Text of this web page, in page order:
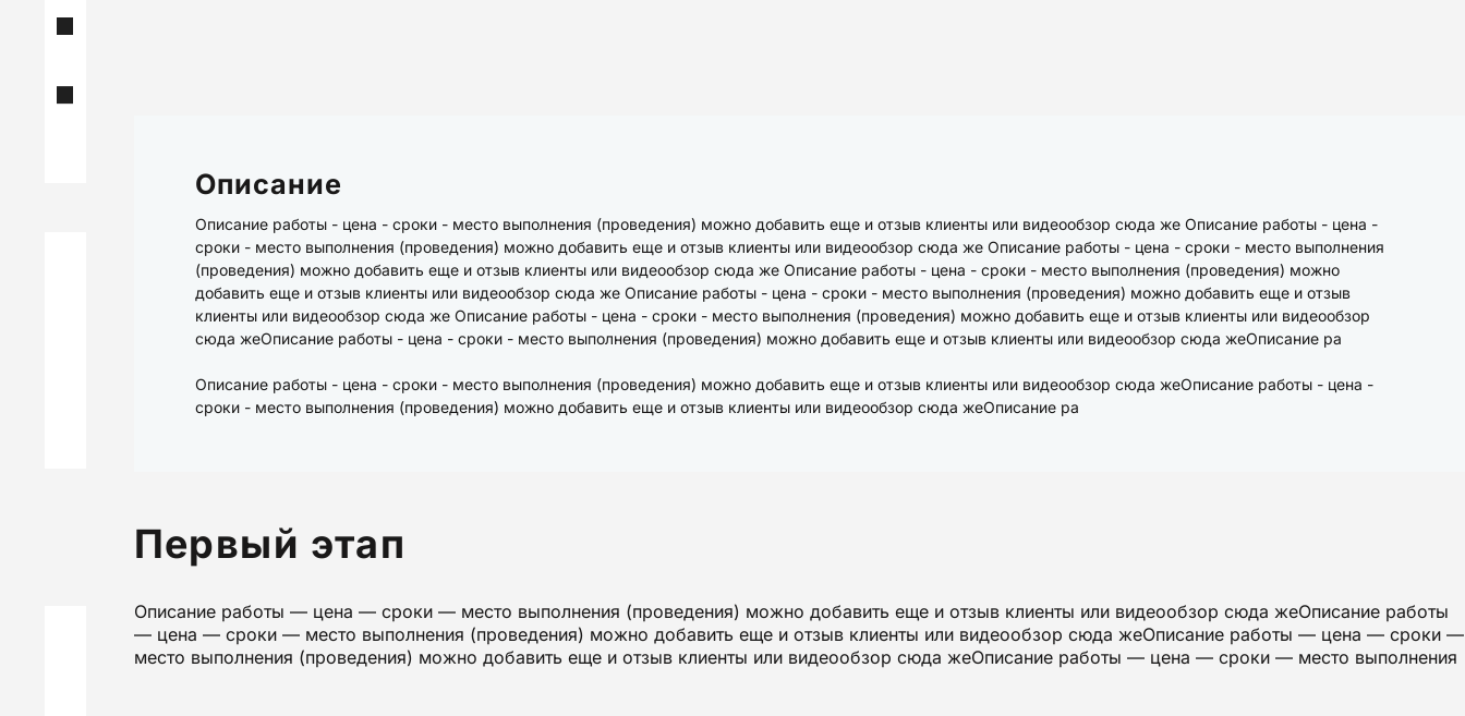
Описание
Описание работы - цена - сроки - место выполнения (проведения) можно добавить еще и отзыв клиенты или видеообзор сюда же Описание работы - цена -
сроки - место выполнения (проведения) можно добавить еще и отзыв клиенты или видеообзор сюда же Описание работы - цена - сроки - место выполнения
(проведения) можно добавить еще и отзыв клиенты или видеообзор сюда же Описание работы - цена - сроки - место выполнения (проведения) можно
добавить еще и отзыв клиенты или видеообзор сюда же Описание работы - цена - сроки - место выполнения (проведения) можно добавить еще и отзыв
клиенты или видеообзор сюда же Описание работы - цена - сроки - место выполнения (проведения) можно добавить еще и отзыв клиенты или видеообзор
сюда жеОписание работы - цена - сроки - место выполнения (проведения) можно добавить еще и отзыв клиенты или видеообзор сюда жеОписание ра
Описание работы - цена - сроки - место выполнения (проведения) можно добавить еще и отзыв клиенты или видеообзор сюда жеОписание работы - цена -
сроки - место выполнения (проведения) можно добавить еще и отзыв клиенты или видеообзор сюда жеОписание ра
Первый этап
Описание работы — цена — сроки — место выполнения (проведения) можно добавить еще и отзыв клиенты или видеообзор сюда жеОписание работы
— цена — сроки — место выполнения (проведения) можно добавить еще и отзыв клиенты или видеообзор сюда жеОписание работы — цена — сроки —
место выполнения (проведения) можно добавить еще и отзыв клиенты или видеообзор сюда жеОписание работы — цена — сроки — место выполнения